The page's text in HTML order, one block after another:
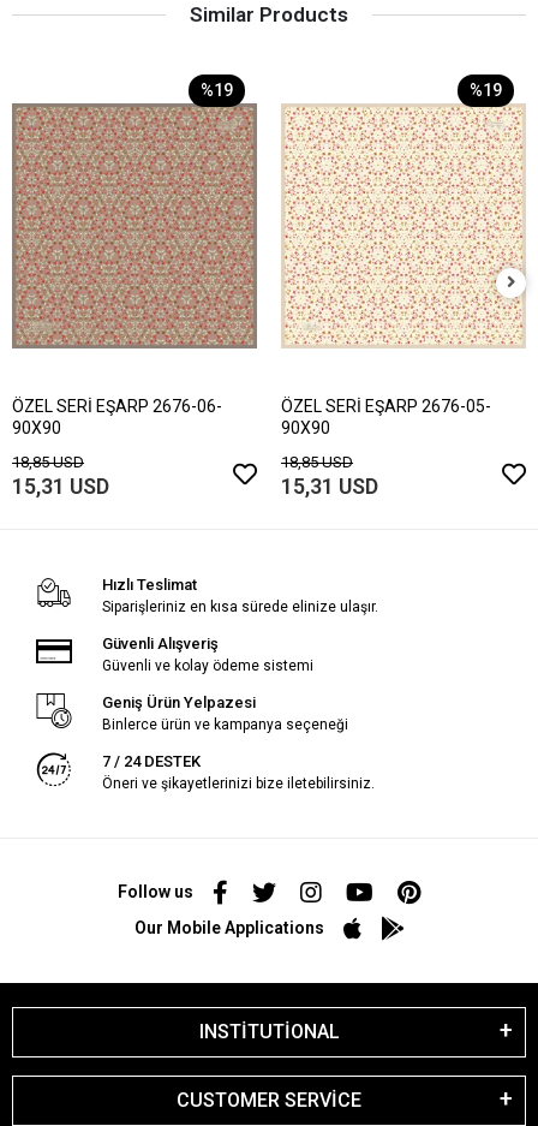
Similar Products
%19
ÖZEL SERİ EŞARP 2676-06-
90X90
18,85 USD
15,31 USD
%19
ÖZEL SERİ EŞARP 2676-05-
90X90
18,85 USD
15,31 USD
Hızlı Teslimat
Siparişleriniz en kısa sürede elinize ulaşır.
Güvenli Alışveriş
Güvenli ve kolay ödeme sistemi
Geniş Ürün Yelpazesi
Binlerce ürün ve kampanya seçeneği
7 / 24 DESTEK
Öneri ve şikayetlerinizi bize iletebilirsiniz.
Follow us
Our Mobile Applications
INSTİTUTİONAL
CUSTOMER SERVİCE